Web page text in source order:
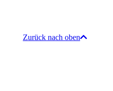
Zurück nach oben